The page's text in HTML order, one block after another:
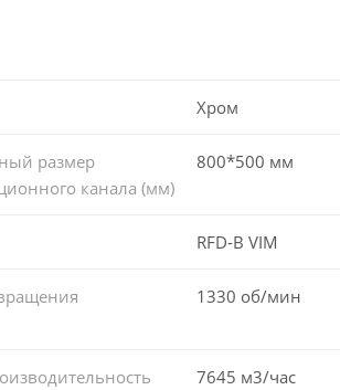
Хром
размер
канала (мм)
800*500 мм
RFD-B VIM
1330 об/мин
7645 м3/час